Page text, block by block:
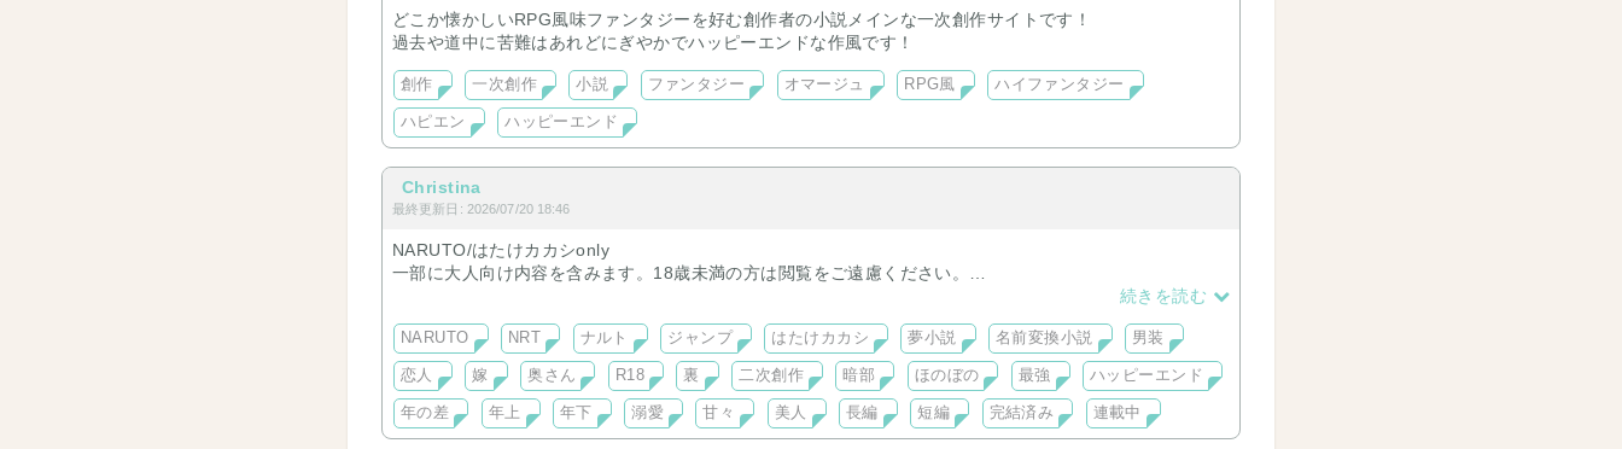
どこか懐かしいRPG風味ファンタジーを好む創作者の小説メインな一次創作サイトです！
過去や道中に苦難はあれどにぎやかでハッピーエンドな作風です！
創作 一次創作 小説 ファンタジー オマージュ RPG風 ハイファンタジー
ハピエン ハッピーエンド
Christina
最終更新日: 2026/07/20 18:46
NARUTO/はたけカカシonly
一部に大人向け内容を含みます。18歳未満の方は閲覧をご遠慮ください。
続きを読む
NARUTO NRT ナルト ジャンプ はたけカカシ 夢小説 名前変換小説 男装
恋人 嫁 奥さん R18 裏 二次創作 暗部 ほのぼの 最強 ハッピーエンド
年の差 年上 年下 溺愛 甘々 美人 長編 短編 完結済み 連載中